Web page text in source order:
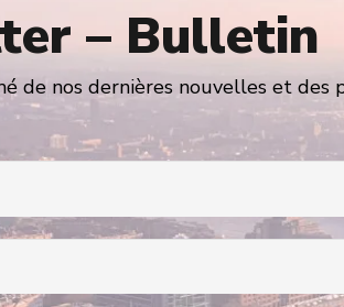
– Bulletin
de nos dernières nouvelles et des